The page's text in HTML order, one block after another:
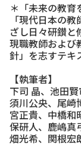
＊「未来の教育
「現代日本の
ざし日々研鑚と
現職教師および
針」を志すテキ
【執筆者】
下司 晶、池田
須川公央、尾崎
宮正貴、中橋和
保研人、鹿嶋真
畑光希、関根宏